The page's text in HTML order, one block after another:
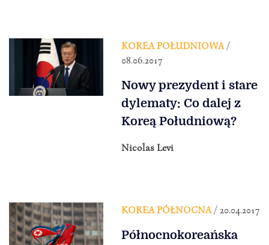
KOREA POŁUDNIOWA/
08.06.2017
Nowy prezydent i stare
dylematy: Co dalej z
Koreą Południową?
Nicolas Levi
KOREA PÓŁNOCNA/ 20.04.2017
Północnokoreańska